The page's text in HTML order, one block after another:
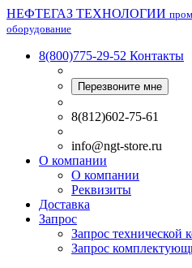
НЕФТЕГАЗ ТЕХНОЛОГИИ
оборудование
8(800)775-29-52 Контакты
Перезвоните мне
8(812)602-75-61
info@ngt-store.ru
О компании
О компании
Реквизиты
Доставка
Запрос
Запрос технической
Запрос